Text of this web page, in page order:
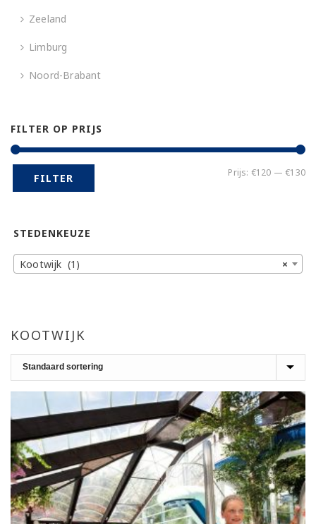
KOOTWIJK
Zeeland
Limburg
Noord-Brabant
FILTER OP PRIJS
FILTER Prijs: €120 —€130
STEDENKEUZE
×
Kootwijk (1)